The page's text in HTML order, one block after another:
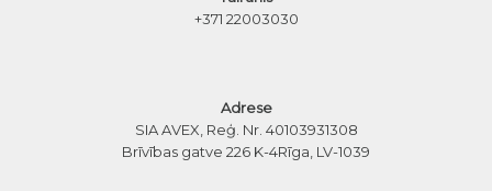
+371 22003030
Adrese
SIA AVEX, Reģ. Nr. 40103931308
Brīvības gatve 226 K-4Rīga, LV-1039